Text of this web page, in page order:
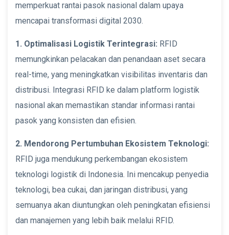
memperkuat rantai pasok nasional dalam upaya
mencapai transformasi digital 2030.
1. Optimalisasi Logistik Terintegrasi: RFID
memungkinkan pelacakan dan penandaan aset secara
real-time, yang meningkatkan visibilitas inventaris dan
distribusi. Integrasi RFID ke dalam platform logistik
nasional akan memastikan standar informasi rantai
pasok yang konsisten dan efisien.
2. Mendorong Pertumbuhan Ekosistem Teknologi:
RFID juga mendukung perkembangan ekosistem
teknologi logistik di Indonesia. Ini mencakup penyedia
teknologi, bea cukai, dan jaringan distribusi, yang
semuanya akan diuntungkan oleh peningkatan efisiensi
dan manajemen yang lebih baik melalui RFID.